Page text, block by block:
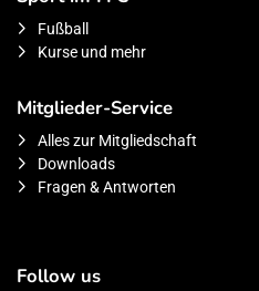
Fußball
Kurse und mehr
Mitglieder-Service
Alles zur Mitgliedschaft
Downloads
Fragen & Antworten
Follow us